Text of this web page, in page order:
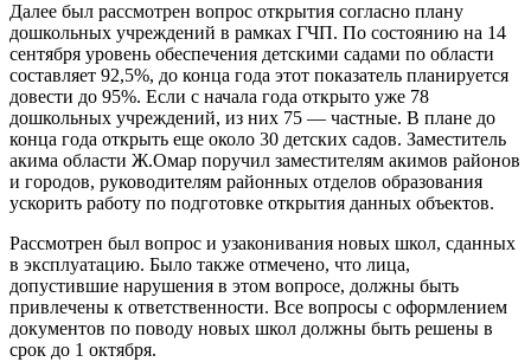
Далее был рассмотрен вопрос открытия согласно плану
дошкольных учреждений в рамках ГЧП. По состоянию на 14
сентября уровень обеспечения детскими садами по области
составляет 92,5%, до конца года этот показатель планируется
довести до 95%. Если с начала года открыто уже 78
дошкольных учреждений, из них 75 — частные. В плане до
конца года открыть еще около 30 детских садов. Заместитель
акима области Ж.Омар поручил заместителям акимов районов
и городов, руководителям районных отделов образования
ускорить работу по подготовке открытия данных объектов.
Рассмотрен был вопрос и узаконивания новых школ, сданных
в эксплуатацию. Было также отмечено, что лица,
допустившие нарушения в этом вопросе, должны быть
привлечены к ответственности. Все вопросы с оформлением
документов по поводу новых школ должны быть решены в
срок до 1 октября.